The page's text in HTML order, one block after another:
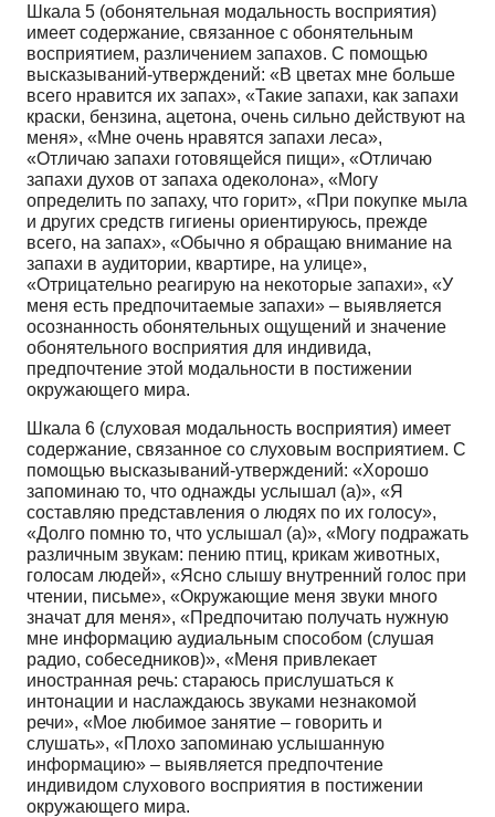
Шкала 5 (обонятельная модальность восприятия)
имеет содержание, связанное с обонятельным
восприятием, различением запахов. С помощью
высказываний-утверждений: «В цветах мне больше
всего нравится их запах», «Такие запахи, как запахи
краски, бензина, ацетона, очень сильно действуют на
меня», «Мне очень нравятся запахи леса»,
«Отличаю запахи готовящейся пищи», «Отличаю
запахи духов от запаха одеколона», «Могу
определить по запаху, что горит», «При покупке мыла
и других средств гигиены ориентируюсь, прежде
всего, на запах», «Обычно я обращаю внимание на
запахи в аудитории, квартире, на улице»,
«Отрицательно реагирую на некоторые запахи», «У
меня есть предпочитаемые запахи» – выявляется
осознанность обонятельных ощущений и значение
обонятельного восприятия для индивида,
предпочтение этой модальности в постижении
окружающего мира.
Шкала 6 (слуховая модальность восприятия) имеет
содержание, связанное со слуховым восприятием. С
помощью высказываний-утверждений: «Хорошо
запоминаю то, что однажды услышал (а)», «Я
составляю представления о людях по их голосу»,
«Долго помню то, что услышал (а)», «Могу подражать
различным звукам: пению птиц, крикам животных,
голосам людей», «Ясно слышу внутренний голос при
чтении, письме», «Окружающие меня звуки много
значат для меня», «Предпочитаю получать нужную
мне информацию аудиальным способом (слушая
радио, собеседников)», «Меня привлекает
иностранная речь: стараюсь прислушаться к
интонации и наслаждаюсь звуками незнакомой
речи», «Мое любимое занятие – говорить и
слушать», «Плохо запоминаю услышанную
информацию» – выявляется предпочтение
индивидом слухового восприятия в постижении
окружающего мира.